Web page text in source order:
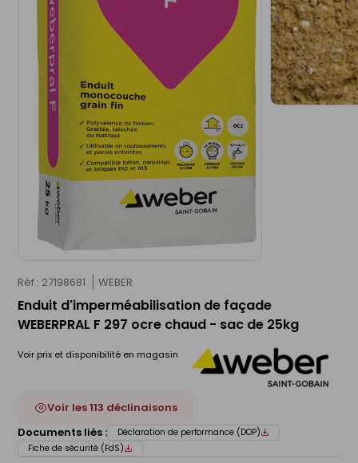
Réf : 27198681 WEBER
Enduit d'imperméabilisation de façade
WEBERPRAL F 297 ocre chaud - sac de 25kg
Voir prix et disponibilité en magasin
Voir les 113 déclinaisons
Documents liés :
Déclaration de performance (DOP)
Fiche de sécurité (FdS)